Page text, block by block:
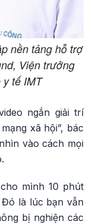
nền tảng hỗ trợ
Viện trưởng
y tế IMT
ngắn giải trí
xã hội”, bác
vào cách mọi
mình 10 phút
Đó là lúc bạn vẫn
bị nghiện các